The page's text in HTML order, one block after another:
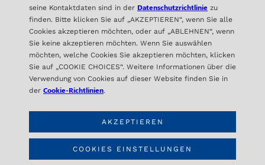
seine Kontaktdaten sind in der Datenschutzrichtlinie zu
finden. Bitte klicken Sie auf „AKZEPTIEREN“, wenn Sie alle
Cookies akzeptieren möchten, oder auf „ABLEHNEN“, wenn
Sie keine akzeptieren möchten. Wenn Sie auswählen
möchten, welche Cookies Sie akzeptieren möchten, klicken
Sie auf „COOKIE CHOICES“. Weitere Informationen über die
Verwendung von Cookies auf dieser Website finden Sie in
der Cookie-Richtlinien.
COOKIES EINSTELLUNGEN
AKZEPTIEREN
ALIBÉRICO
C/ Orense 16- 2ª Planta
28020 Madrid – SPAIN
KONTAKT
info@aliberico.com
+34 91 417 69 07